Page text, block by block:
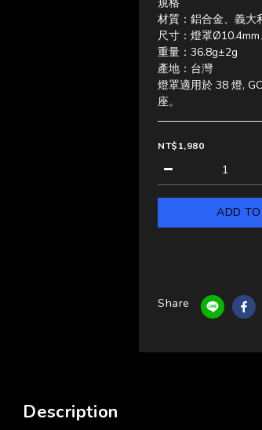
材質：鋁合金、義大
尺寸：燈罩
重量：36.8g±2g
產地：台灣
燈罩適用於 38 燈,
座。
NT$1,980
ADD
Share
Description